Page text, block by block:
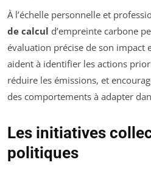
À l’échelle personnelle et
de calcul d’empreinte carbone
évaluation précise de son impact
aident à identifier les actions
réduire les émissions, et
des comportements à adapter
Les initiatives
politiques